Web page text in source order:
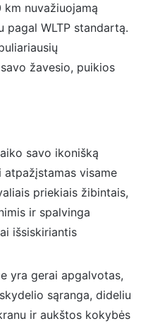
nuvažiuojamą
WLTP standartą.
žavesio, puikios
savo ikonišką
visame
priekiais žibintais,
ir spalvinga
išsiskiriantis
yra gerai apgalvotas,
sąranga, dideliu
ir aukštos kokybės